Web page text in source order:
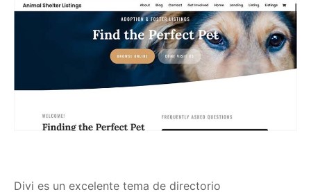
Divi es un excelente tema de directorio